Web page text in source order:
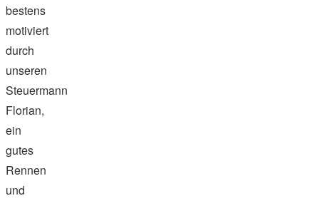
bestens
motiviert
durch
unseren
Steuermann
Florian,
ein
gutes
Rennen
und